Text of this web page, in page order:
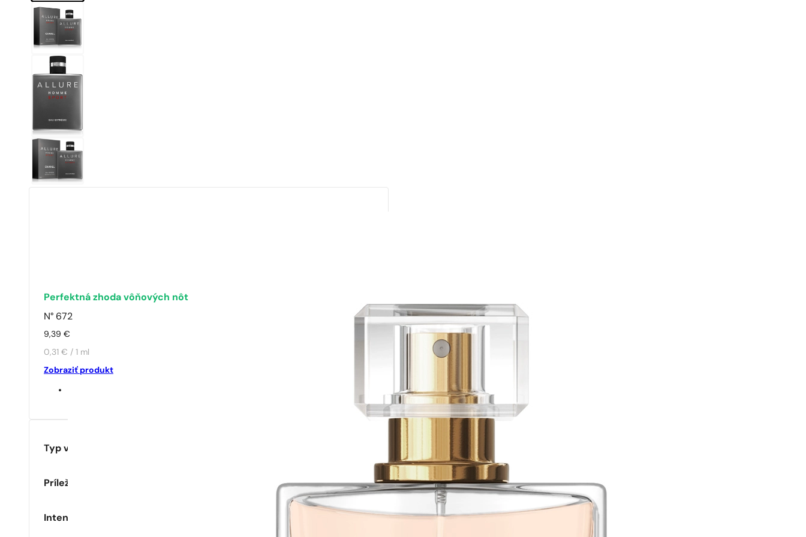
Perfektná zhoda vôňových nôt
N° 672
9,39 €
0,31 € / 1 ml
Zobraziť produkt
Typ vône
Príležitosť
Intenzita